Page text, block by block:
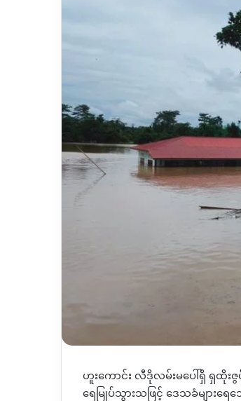
ဟူးကောင်း လီဒိုလမ်းမပေါ်ရှိ ရှထိုး
ရေမြုပ်သွားသဖြင့် ဒေသခံများ